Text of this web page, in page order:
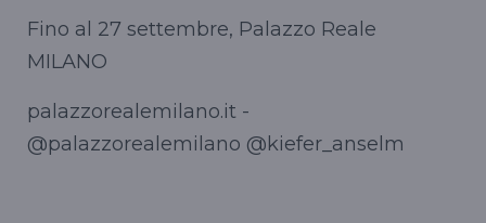
Fino al 27 settembre, Palazzo Reale
MILANO
palazzorealemilano.it -
@palazzorealemilano @kiefer_anselm